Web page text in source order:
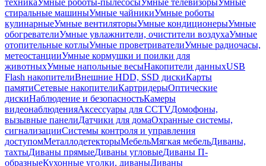
техникаУмные роботы-пылесосыУмные телевизорыУмные
стиральные машиныУмные чайникиУмные роботы
кулинарныеУмные вентиляторыУмные кондиционерыУмные
обогревателиУмные увлажнители, очистители воздухаУмные
отопительные котлыУмные проветривателиУмные радиочасы,
метеостанцииУмные кормушки и поилки для
животныхУмные напольные весыНакопители данныхUSB
Flash накопителиВнешние HDD, SSD дискиКарты
памятиСетевые накопителиКартридерыОптические
дискиНаблюдение и безопасностьКамеры
видеонаблюденияАксессуары для CCTVДомофоны,
вызывные панелиДатчики для домаОхранные системы,
сигнализацииСистемы контроля и управления
доступомМеталлодетекторыМебельМягкая мебельДиваны,
тахтыДиваны прямыеДиваны угловыеДиваны П-
образныеКухонные уголки, диваныДиваны